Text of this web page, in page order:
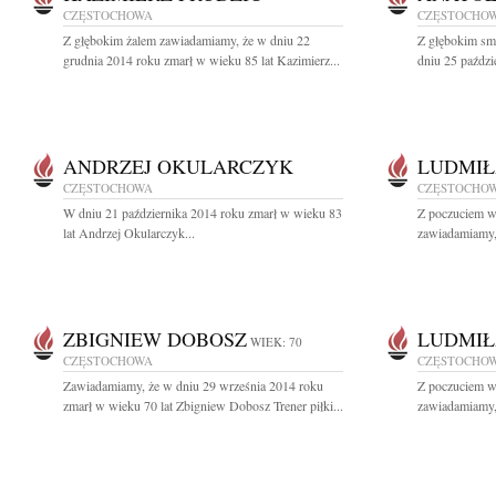
CZĘSTOCHOWA
Z głębokim żalem zawiadamiamy, że w dniu 22
grudnia 2014 roku zmarł w wieku 85 lat Kazimierz...
Z głębokim
dniu 25
ANDRZEJ OKULARCZYK
CZĘSTOCHOWA
W dniu 21 października 2014 roku zmarł w wieku 83
lat Andrzej Okularczyk...
Z poczuciem
ZBIGNIEW DOBOSZ WIEK: 70
CZĘSTOCHOWA
Zawiadamiamy, że w dniu 29 września 2014 roku
zmarł w wieku 70 lat Zbigniew Dobosz Trener piłki...
Z poczuciem